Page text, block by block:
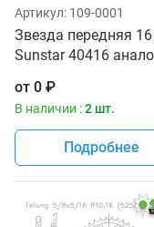
Артикул: 109-0001
Звезда передняя 16
Sunstar 40416
от 0 ₽
В наличии :2 шт.
Подробнее